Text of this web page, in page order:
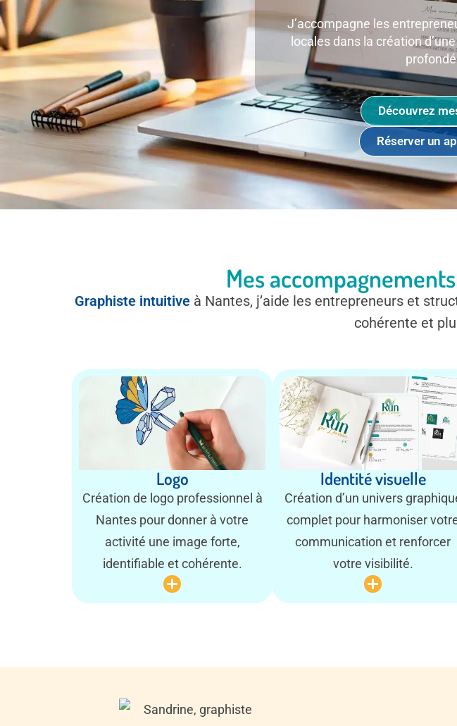
J’accompagne les
locales dans la création
Découvrez
Réserver un
Mes
Graphiste intuitive à Nantes, j’aide les entrepreneurs et
cohérente et
Logo
Création de logo professionnel à
Nantes pour donner à votre
activité une image forte,
identifiable et cohérente.
Identité visuelle
Création d’un univers
complet pour harmoniser
communication et renforcer
votre visibilité.